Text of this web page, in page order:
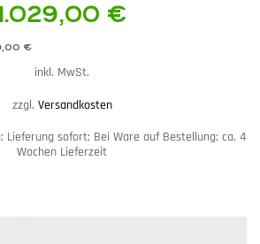
1.029,00 €
€
inkl. MwSt.
zzgl. Versandkosten
Lieferung sofort; Bei Ware auf Bestellung; ca. 4
Wochen Lieferzeit